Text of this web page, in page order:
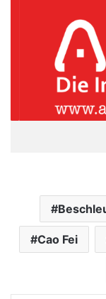
Cao Fei